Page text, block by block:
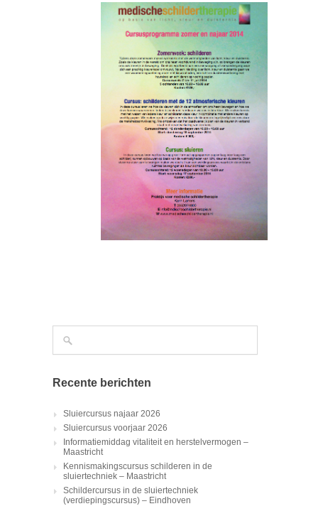
Recente berichten
Sluiercursus najaar 2026
Sluiercursus voorjaar 2026
Informatiemiddag vitaliteit en herstelvermogen –
Maastricht
Kennismakingscursus schilderen in de
sluiertechniek – Maastricht
Schildercursus in de sluiertechniek
(verdiepingscursus) – Eindhoven